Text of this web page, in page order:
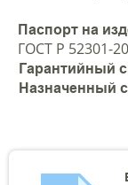
Паспорт на
ГОСТ Р 52301-
Гарантийный
Назначенный